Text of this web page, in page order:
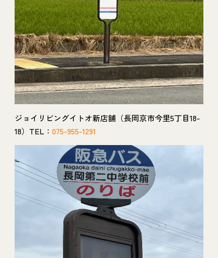
ジョイリビングイトオ新店舗（長岡京市今里5丁目18-
18）TEL： 075-955-1291